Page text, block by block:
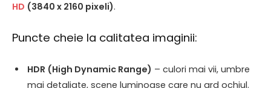
HD (3840 x 2160 pixeli).
Puncte cheie la calitatea imaginii:
HDR (High Dynamic Range) – culori mai vii, umbre
mai detaliate, scene luminoase care nu ard ochiul.